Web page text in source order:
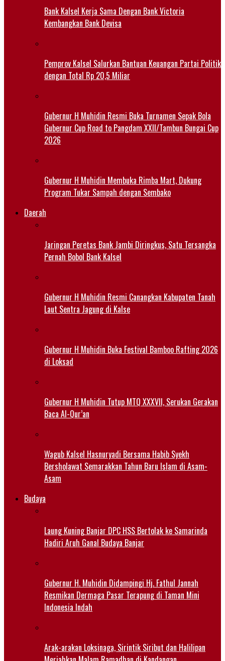
Bank Kalsel Kerja Sama Dengan Bank Victoria
Kembangkan Bank Devisa
Pemprov Kalsel Salurkan Bantuan Keuangan Partai Politik
dengan Total Rp 20,5 Miliar
Gubernur H Muhidin Resmi Buka Turnamen Sepak Bola
Gubernur Cup Road to Pangdam XXII/Tambun Bungai Cup
2026
Gubernur H Muhidin Membuka Rimba Mart, Dukung
Program Tukar Sampah dengan Sembako
Daerah
Jaringan Peretas Bank Jambi Diringkus, Satu Tersangka
Pernah Bobol Bank Kalsel
Gubernur H Muhidin Resmi Canangkan Kabupaten Tanah
Laut Sentra Jagung di Kalse
Gubernur H Muhidin Buka Festival Bamboo Rafting 2026
di Loksad
Gubernur H Muhidin Tutup MTQ XXXVII, Serukan Gerakan
Baca Al-Qur’an
Wagub Kalsel Hasnuryadi Bersama Habib Syekh
Bersholawat Semarakkan Tahun Baru Islam di Asam-
Asam
Budaya
Laung Kuning Banjar DPC HSS Bertolak ke Samarinda
Hadiri Aruh Ganal Budaya Banjar
Gubernur H. Muhidin Didampingi Hj. Fathul Jannah
Resmikan Dermaga Pasar Terapung di Taman Mini
Indonesia Indah
Arak-arakan Loksinaga, Sirintik Siribut dan Halilipan